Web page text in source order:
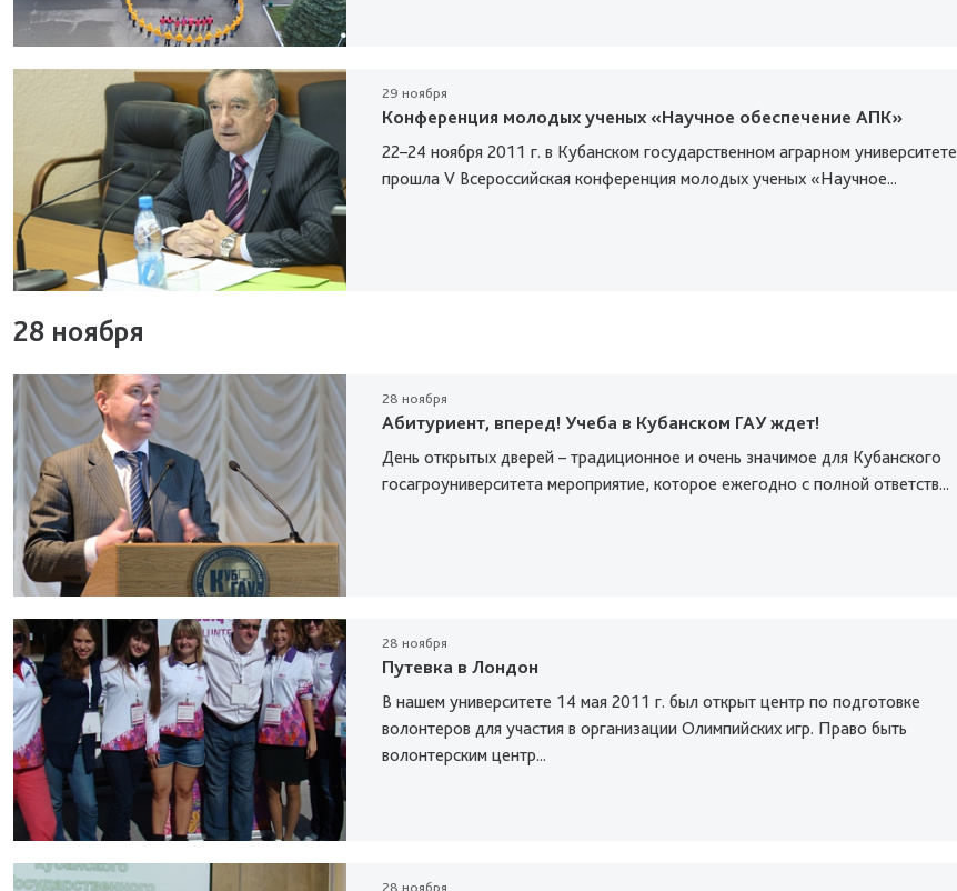
29 ноября
Конференция молодых ученых «Научное обеспечение АПК»
22–24 ноября 2011 г. в Кубанском государственном аграрном университете
прошла V Всероссийская конференция молодых ученых «Научное...
28 ноября
28 ноября
Абитуриент, вперед! Учеба в Кубанском ГАУ ждет!
День открытых дверей – традиционное и очень значимое для Кубанского
госагроуниверситета мероприятие, которое ежегодно с полной ответств...
28 ноября
Путевка в Лондон
В нашем университете 14 мая 2011 г. был открыт центр по подготовке
волонтеров для участия в организации Олимпийских игр. Право быть
волонтерским центр...
28 ноября